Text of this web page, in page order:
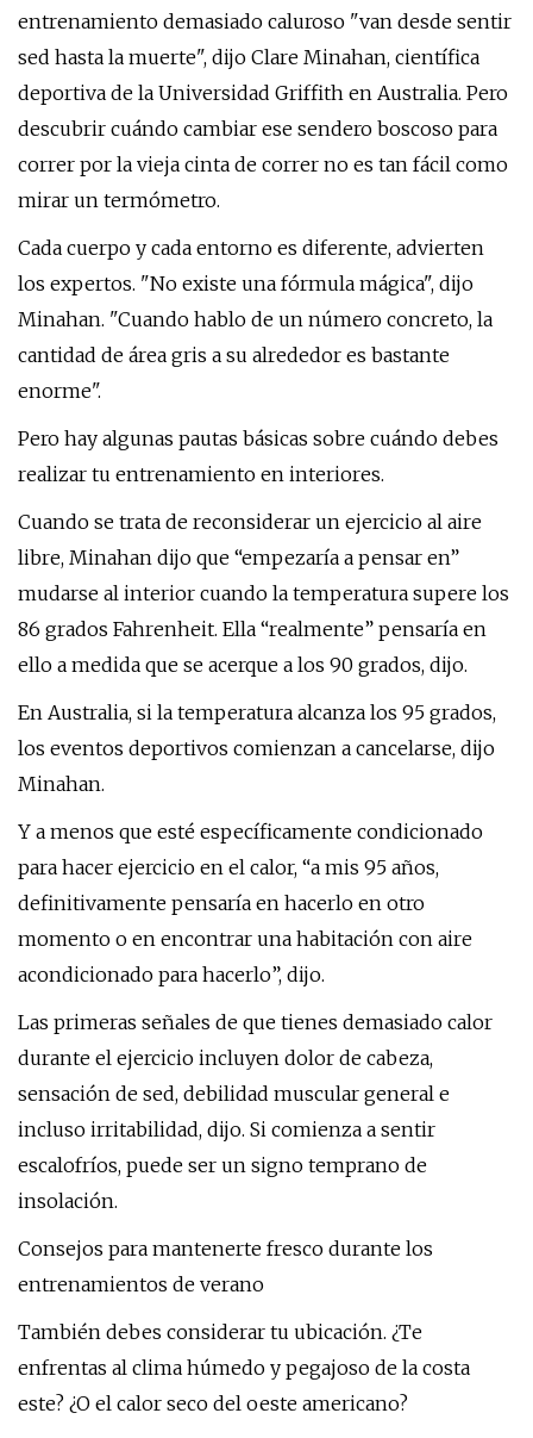
entrenamiento demasiado caluroso "van desde sentir
sed hasta la muerte", dijo Clare Minahan, científica
deportiva de la Universidad Griffith en Australia. Pero
descubrir cuándo cambiar ese sendero boscoso para
correr por la vieja cinta de correr no es tan fácil como
mirar un termómetro.
Cada cuerpo y cada entorno es diferente, advierten
los expertos. "No existe una fórmula mágica", dijo
Minahan. "Cuando hablo de un número concreto, la
cantidad de área gris a su alrededor es bastante
enorme".
Pero hay algunas pautas básicas sobre cuándo debes
realizar tu entrenamiento en interiores.
Cuando se trata de reconsiderar un ejercicio al aire
libre, Minahan dijo que “empezaría a pensar en”
mudarse al interior cuando la temperatura supere los
86 grados Fahrenheit. Ella “realmente” pensaría en
ello a medida que se acerque a los 90 grados, dijo.
En Australia, si la temperatura alcanza los 95 grados,
los eventos deportivos comienzan a cancelarse, dijo
Minahan.
Y a menos que esté específicamente condicionado
para hacer ejercicio en el calor, “a mis 95 años,
definitivamente pensaría en hacerlo en otro
momento o en encontrar una habitación con aire
acondicionado para hacerlo”, dijo.
Las primeras señales de que tienes demasiado calor
durante el ejercicio incluyen dolor de cabeza,
sensación de sed, debilidad muscular general e
incluso irritabilidad, dijo. Si comienza a sentir
escalofríos, puede ser un signo temprano de
insolación.
Consejos para mantenerte fresco durante los
entrenamientos de verano
También debes considerar tu ubicación. ¿Te
enfrentas al clima húmedo y pegajoso de la costa
este? ¿O el calor seco del oeste americano?